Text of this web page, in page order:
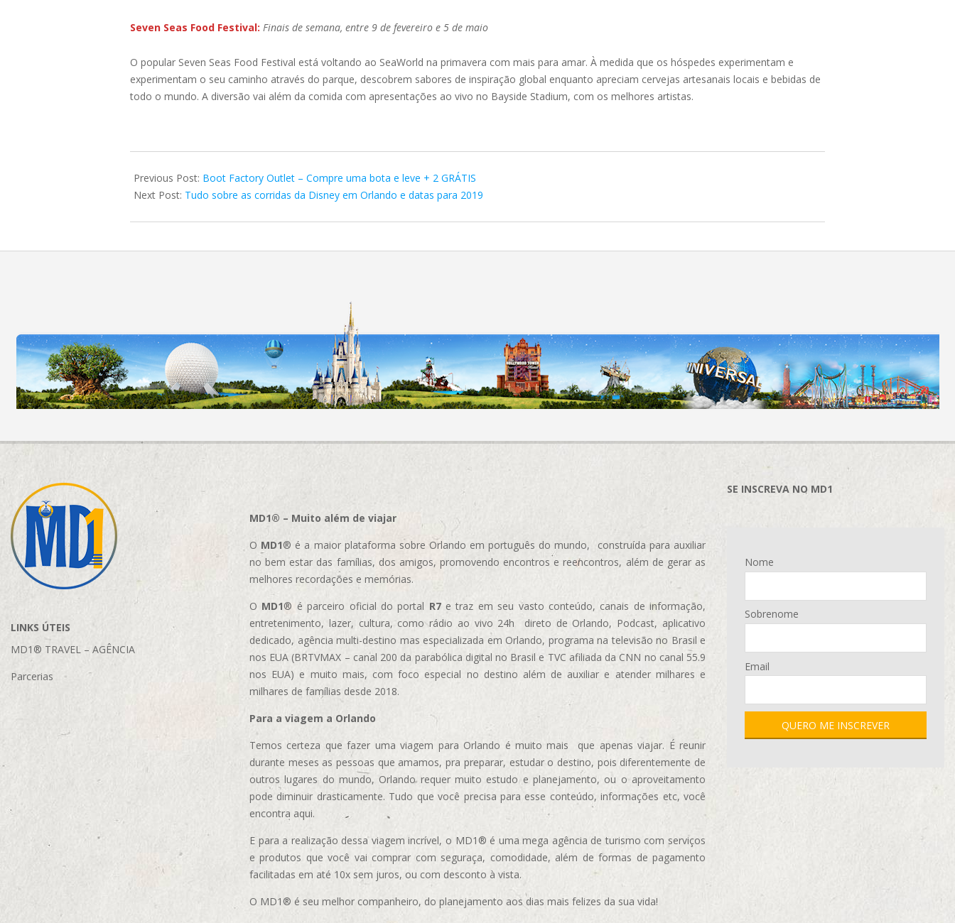
Seven Seas Food Festival: Finais de semana, entre 9 de fevereiro e 5 de maio
O popular Seven Seas Food Festival está voltando ao SeaWorld na primavera com mais para amar. À medida que os hóspedes experimentam e
experimentam o seu caminho através do parque, descobrem sabores de inspiração global enquanto apreciam cervejas artesanais locais e bebidas de
todo o mundo. A diversão vai além da comida com apresentações ao vivo no Bayside Stadium, com os melhores artistas.
01-
03
Previous Post: Boot Factory Outlet – Compre uma bota e leve + 2 GRÁTIS
Next Post: Tudo sobre as corridas da Disney em Orlando e datas para 2019
LINKS ÚTEIS
MD1® TRAVEL – AGÊNCIA
Parcerias
MD1® – Muito além de viajar
O MD1® é a maior plataforma sobre Orlando em português do mundo, construída para auxiliar
no bem estar das famílias, dos amigos, promovendo encontros e reencontros, além de gerar as
melhores recordações e memórias.
O MD1® é parceiro oficial do portal R7e traz em seu vasto conteúdo, canais de informação,
entretenimento, lazer, cultura, como rádio ao vivo 24h direto de Orlando, Podcast, aplicativo
dedicado, agência multi-destino mas especializada em Orlando, programa na televisão no Brasil e
nos EUA (BRTVMAX – canal 200 da parabólica digital no Brasil e TVC afiliada da CNN no canal 55.9
nos EUA) e muito mais, com foco especial no destino além de auxiliar e atender milhares e
milhares de famílias desde 2018.
Para a viagem a Orlando
Temos certeza que fazer uma viagem para Orlando é muito mais que apenas viajar. É reunir
durante meses as pessoas que amamos, pra preparar, estudar o destino, pois diferentemente de
outros lugares do mundo, Orlando requer muito estudo e planejamento, ou o aproveitamento
pode diminuir drasticamente. Tudo que você precisa para esse conteúdo, informações etc, você
encontra aqui.
E para a realização dessa viagem incrível, o MD1® é uma mega agência de turismo com serviços
e produtos que você vai comprar com seguraça, comodidade, além de formas de pagamento
facilitadas em até 10x sem juros, ou com desconto à vista.
O MD1® é seu melhor companheiro, do planejamento aos dias mais felizes da sua vida!
SE INSCREVA NO MD1
Nome
Sobrenome
Email